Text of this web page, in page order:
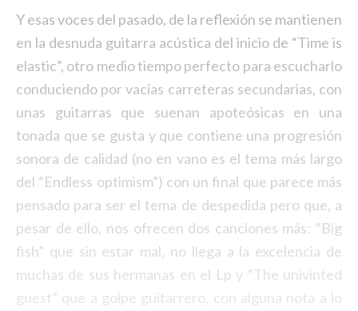
Y esas voces del pasado, de la reflexión se mantienen
en la desnuda guitarra acústica del inicio de “Time is
elastic”, otro medio tiempo perfecto para escucharlo
conduciendo por vacías carreteras secundarias, con
unas guitarras que suenan apoteósicas en una
tonada que se gusta y que contiene una progresión
sonora de calidad (no en vano es el tema más largo
del “Endless optimism”) con un final que parece más
pensado para ser el tema de despedida pero que, a
pesar de ello, nos ofrecen dos canciones más: “Big
fish” que sin estar mal, no llega a la excelencia de
muchas de sus hermanas en el Lp y “The univinted
guest” que a golpe guitarrero, con alguna nota a lo